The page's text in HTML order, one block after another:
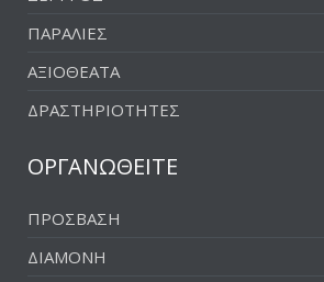
ΠΑΡΑΛΙΕΣ
ΑΞΙΟΘΕΑΤΑ
ΔΡΑΣΤΗΡΙΟΤΗΤΕΣ
ΟΡΓΑΝΩΘΕΙΤΕ
ΠΡΟΣΒΑΣΗ
ΔΙΑΜΟΝΗ